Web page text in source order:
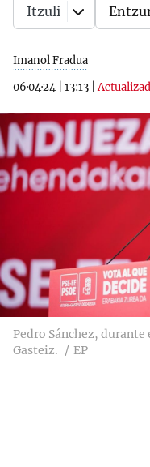
Imanol Fradua
06·04·24
13:13 |
Itzuli
Pedro Sánchez,
Gasteiz.
EP